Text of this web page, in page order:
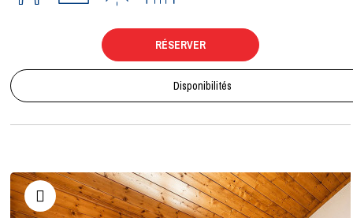
RÉSERVER
Disponibilités